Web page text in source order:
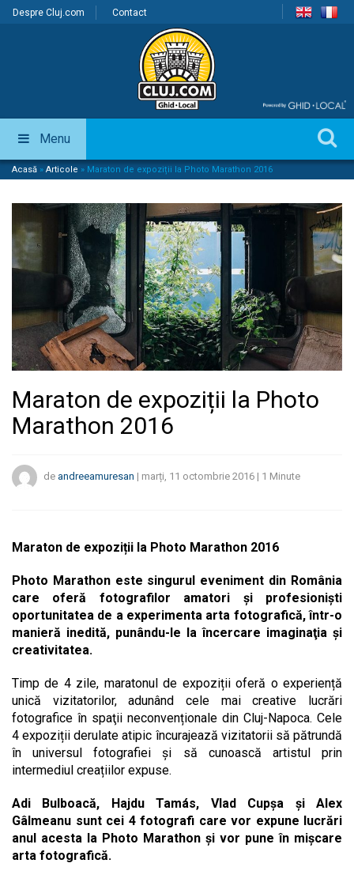
Despre Cluj.com Contact
Menu
Acasă » Articole » Maraton de expoziții la Photo Marathon 2016
Maraton de expoziții la Photo
Marathon 2016
de andreeamuresan | marți, 11 octombrie 2016 | 1 Minute
Maraton de expoziții la Photo Marathon 2016
Photo Marathon este singurul eveniment din România
care oferă fotografilor amatori şi profesionişti
oportunitatea de a experimenta arta fotografică, într-o
manieră inedită, punându-le la încercare imaginaţia şi
creativitatea.
Timp de 4 zile, maratonul de expoziții oferă o experiență
unică vizitatorilor, adunând cele mai creative lucrări
fotografice în spaţii neconvenționale din Cluj-Napoca. Cele
4 expoziții derulate atipic încurajează vizitatorii să pătrundă
în universul fotografiei și să cunoască artistul prin
intermediul creațiilor expuse.
Adi Bulboacă, Hajdu Tamás, Vlad Cupșa și Alex
Gâlmeanu sunt cei 4 fotografi care vor expune lucrări
anul acesta la Photo Marathon și vor pune în mișcare
arta fotografică.